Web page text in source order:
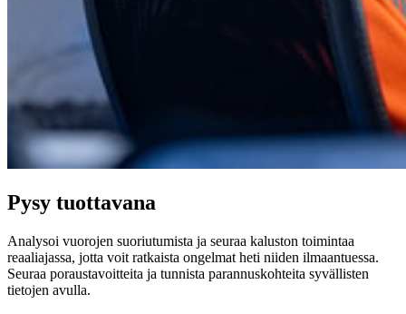
Pysy tuottavana
Analysoi vuorojen suoriutumista ja seuraa kaluston toimintaa
reaaliajassa, jotta voit ratkaista ongelmat heti niiden ilmaantuessa.
Seuraa poraustavoitteita ja tunnista parannuskohteita syvällisten
tietojen avulla.